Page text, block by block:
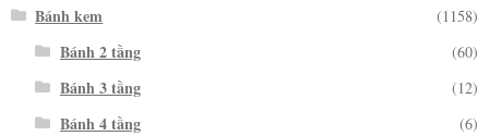
Bánh kem (1158)
Bánh 2 tầng (60)
Bánh 3 tầng (12)
Bánh 4 tầng (6)